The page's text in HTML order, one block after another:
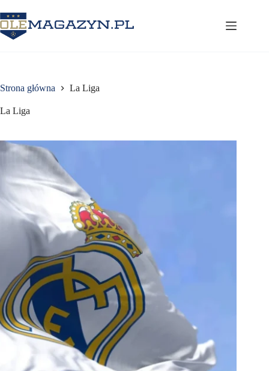
do
treści
Strona główna La Liga
La Liga